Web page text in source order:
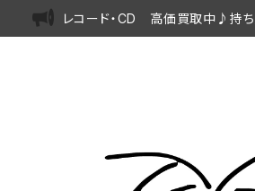
レコード・CD 高価買取中♪持